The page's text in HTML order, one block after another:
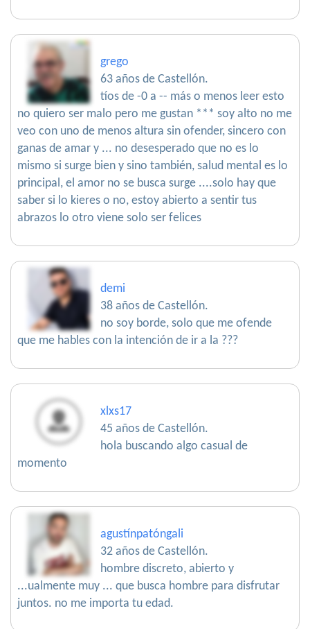
grego
63 años de Castellón.
tíos de -0 a -- más o menos leer esto
no quiero ser malo pero me gustan *** soy alto no me
veo con uno de menos altura sin ofender, sincero con
ganas de amar y ... no desesperado que no es lo
mismo si surge bien y sino también, salud mental es lo
principal, el amor no se busca surge ....solo hay que
saber si lo kieres o no, estoy abierto a sentir tus
abrazos lo otro viene solo ser felices
demi
38 años de Castellón.
no soy borde, solo que me ofende
que me hables con la intención de ir a la ???
xlxs17
45 años de Castellón.
hola buscando algo casual de
momento
agustínpatóngali
32 años de Castellón.
hombre discreto, abierto y
...ualmente muy ... que busca hombre para disfrutar
juntos. no me importa tu edad.